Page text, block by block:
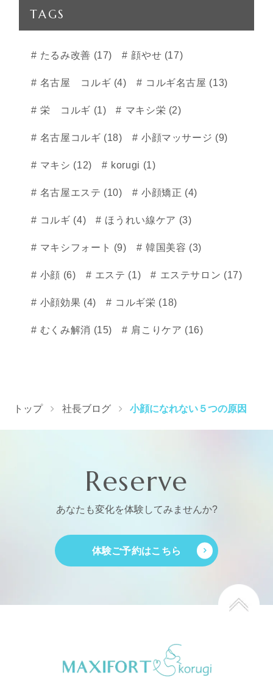
TAGS
たるみ改善 (17) 顔やせ (17)
名古屋 コルギ (4) コルギ名古屋 (13)
栄 コルギ (1) マキシ栄 (2)
名古屋コルギ (18) 小顔マッサージ (9)
マキシ (12) korugi (1)
名古屋エステ (10) 小顔矯正 (4)
コルギ (4) ほうれい線ケア (3)
マキシフォート (9) 韓国美容 (3)
小顔 (6) エステ (1) エステサロン (17)
小顔効果 (4) コルギ栄 (18)
むくみ解消 (15) 肩こりケア (16)
トップ 社長ブログ 小顔になれない５つの原因
Reserve
あなたも変化を体験してみませんか?
体験ご予約はこちら